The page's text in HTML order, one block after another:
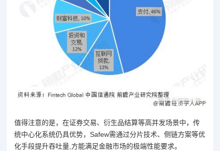
值得注意的是，在证券交易、衍生品结算等高并发场景中，传
统中心化系统仍具优势，Safew需通过分片技术、侧链方案等优
化手段提升吞吐量,方能满足金融市场的极端性能要求。